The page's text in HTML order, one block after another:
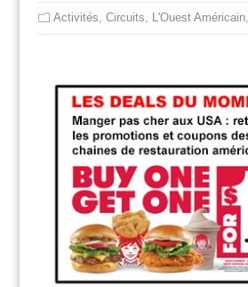
Activités Circuits L'Ouest Américain,